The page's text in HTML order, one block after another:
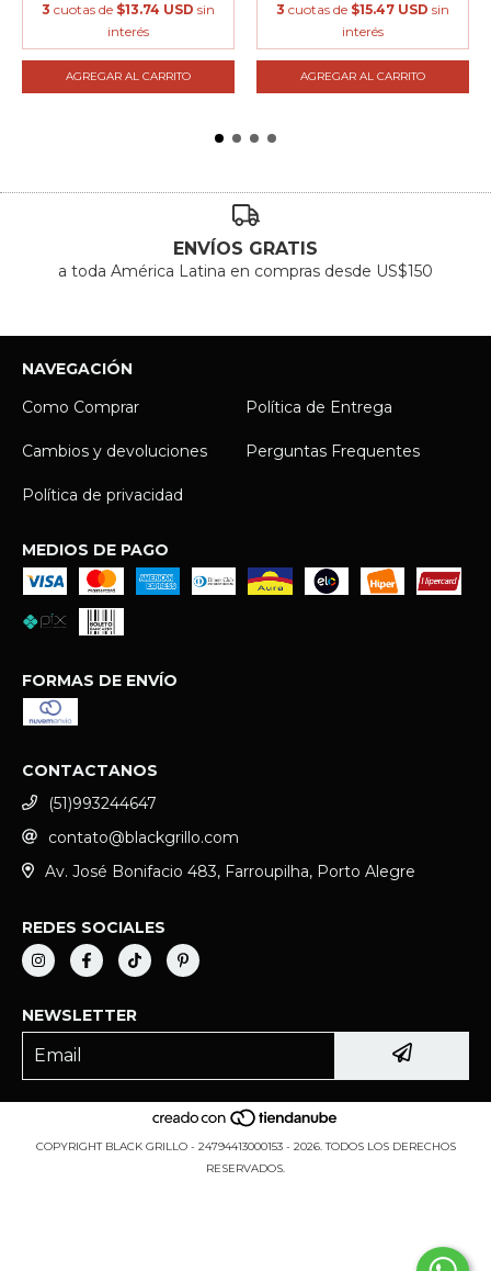
3 cuotas de $13.74 USD sin
interés
AGREGAR AL CARRITO
3 cuotas de $15.47 USD sin
interés
AGREGAR AL CARRITO
ENVÍOS GRATIS
a toda América Latina en compras desde US$150
NAVEGACIÓN
Como Comprar
Política de Entrega
Cambios y devoluciones Perguntas Frequentes
Política de privacidad
MEDIOS DE PAGO
FORMAS DE ENVÍO
CONTACTANOS
(51)993244647
contato@blackgrillo.com
Av. José Bonifacio 483, Farroupilha, Porto Alegre
REDES SOCIALES
NEWSLETTER
COPYRIGHT BLACK GRILLO - 24794413000153 - 2026. TODOS LOS DERECHOS
RESERVADOS.